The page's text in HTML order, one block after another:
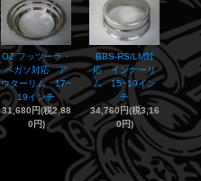
OZ フッツーラ・
ペガソ対応 ア
ウターリム 17~
19インチ
31,680円(税2,88
0円)
BBS-RS/LM対
応 インナーリ
ム 15~19イン
チ
34,760円(税3,16
0円)